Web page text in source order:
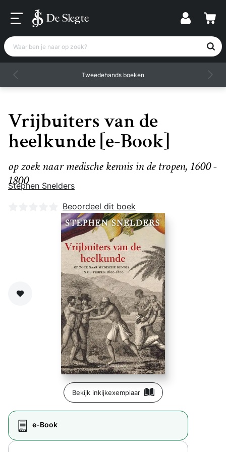
Waar ben je naar op zoek?
Tweedehands boeken
Vrijbuiters van de
heelkunde [e-Book]
op zoek naar medische kennis in de tropen, 1600 -
1800
Stephen Snelders
Nog geen beoordelingen
Beoordeel dit boek
Zet op verlanglijst
Bekijk inkijkexemplaar
e-Book